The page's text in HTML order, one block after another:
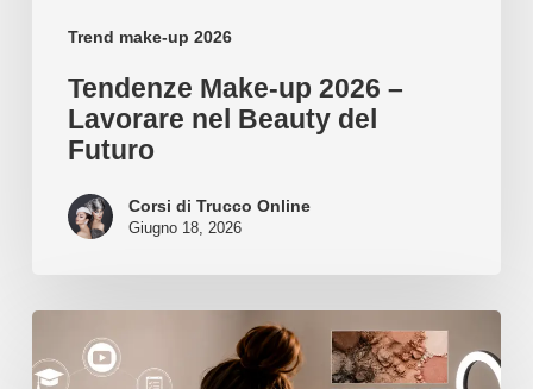
Trend make-up 2026
Futuro
Tendenze Make-up 2026 –
Lavorare nel Beauty del
Futuro
Corsi di Trucco Online
Giugno 18, 2026
i